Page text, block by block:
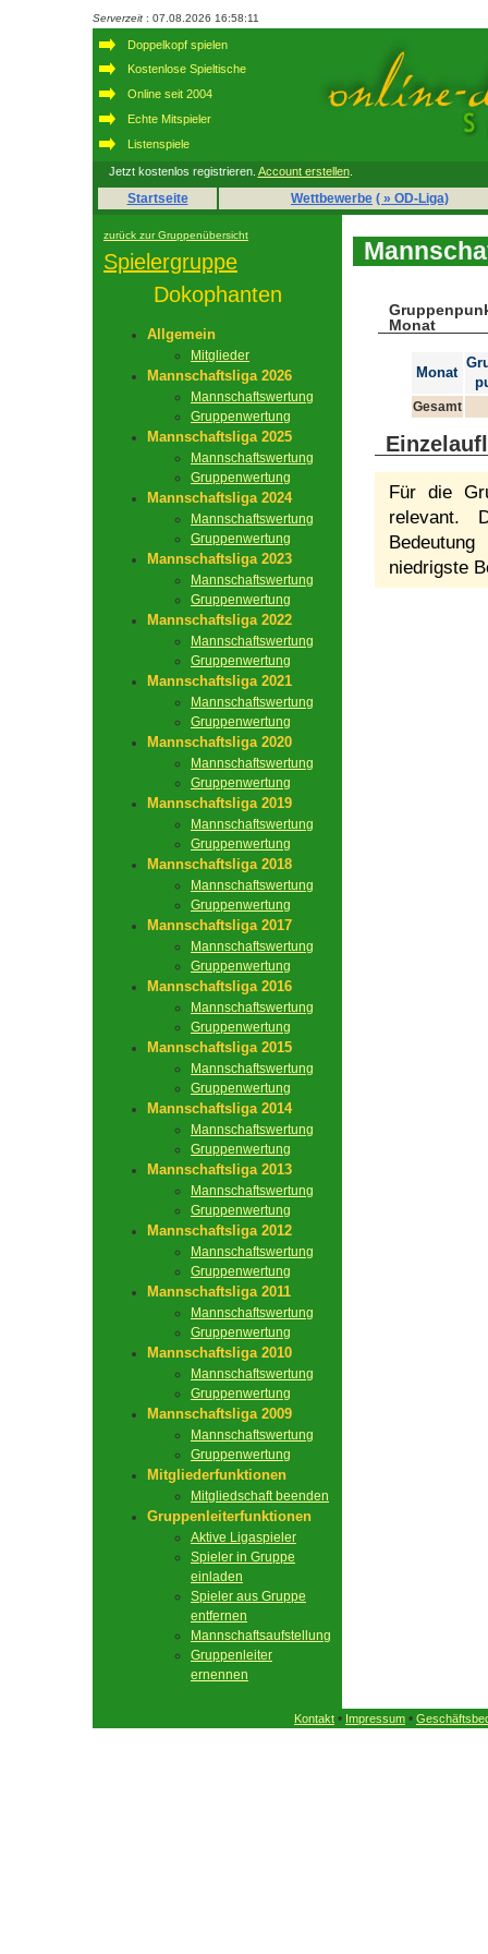
Serverzeit : 07.08.2026 16:58:11
Doppelkopf spielen
Kostenlose Spieltische
Online seit 2004
Echte Mitspieler
Listenspiele
Jetzt kostenlos registrieren. Account erstellen.
Startseite Wettbewerbe ( » OD-Liga)
zurück zur Gruppenübersicht
Spielergruppe
Dokophanten
Allgemein
Mitglieder
Mannschaftsliga 2026
Mannschaftswertung
Gruppenwertung
Mannschaftsliga 2025
Mannschaftswertung
Gruppenwertung
Mannschaftsliga 2024
Mannschaftswertung
Gruppenwertung
Mannschaftsliga 2023
Mannschaftswertung
Gruppenwertung
Mannschaftsliga 2022
Mannschaftswertung
Gruppenwertung
Mannschaftsliga 2021
Mannschaftswertung
Gruppenwertung
Mannschaftsliga 2020
Mannschaftswertung
Gruppenwertung
Mannschaftsliga 2019
Mannschaftswertung
Gruppenwertung
Mannschaftsliga 2018
Mannschaftswertung
Gruppenwertung
Mannschaftsliga 2017
Mannschaftswertung
Gruppenwertung
Mannschaftsliga 2016
Mannschaftswertung
Gruppenwertung
Mannschaftsliga 2015
Mannschaftswertung
Gruppenwertung
Mannschaftsliga 2014
Mannschaftswertung
Gruppenwertung
Mannschaftsliga 2013
Mannschaftswertung
Gruppenwertung
Mannschaftsliga 2012
Mannschaftswertung
Gruppenwertung
Mannschaftsliga 2011
Mannschaftswertung
Gruppenwertung
Mannschaftsliga 2010
Mannschaftswertung
Gruppenwertung
Mannschaftsliga 2009
Mannschaftswertung
Gruppenwertung
Mitgliederfunktionen
Mitgliedschaft beenden
Gruppenleiterfunktionen
Aktive Ligaspieler
Spieler in Gruppe
einladen
Spieler aus Gruppe
entfernen
Mannschaftsaufstellung
Gruppenleiter
ernennen
Monat
Monat
Gesamt
Für die
relevant.
niedrigste
Kontakt • Impressum •